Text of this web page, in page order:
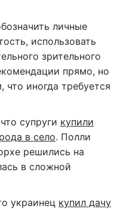
личные
использовать
зрительного
прямо, но
иногда требуется
супруги купили
в село. Полли
решились на
в сложной
украинец купил дачу